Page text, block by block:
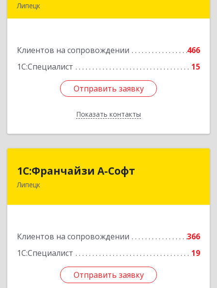
Липецк
Клиентов на сопровождении
466
1С:Специалист
15
Отправить заявку
Показать контакты
Подробнее
Отправить заявку
Назад
1С:Франчайзи А-Софт
Липецк
Клиентов на сопровождении
366
1С:Специалист
19
Отправить заявку
1С:Франчайзи А-Софт
398059, Липецкая обл, Липецк г, Фрунзе ул,
Отправить заявку